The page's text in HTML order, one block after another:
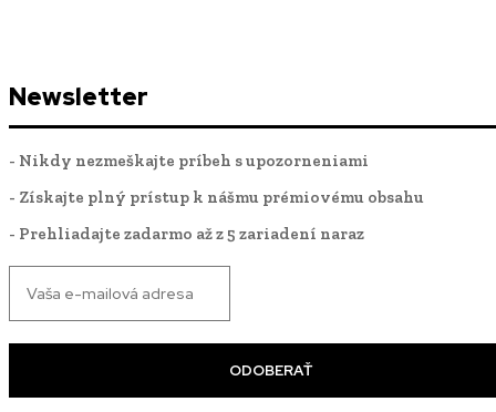
Newsletter
- Nikdy nezmeškajte príbeh s upozorneniami
- Získajte plný prístup k nášmu prémiovému obsahu
- Prehliadajte zadarmo až z 5 zariadení naraz
ODOBERAŤ